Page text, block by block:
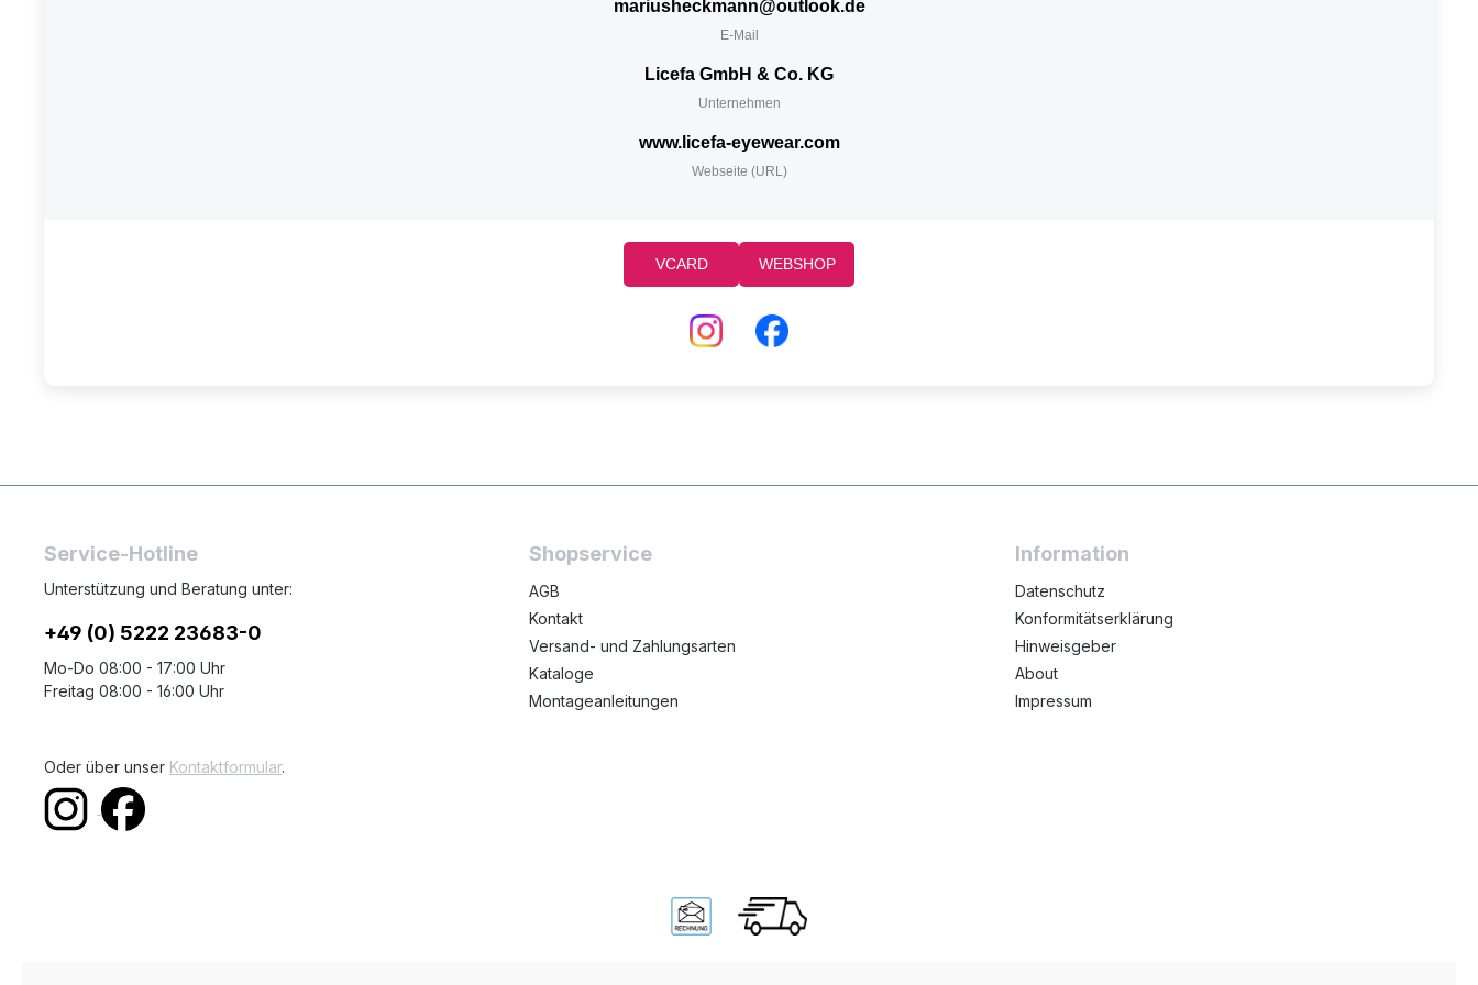
mariusheckmann@outlook.de
E-Mail
Licefa GmbH & Co. KG
Unternehmen
www.licefa-eyewear.com
Webseite (URL)
VCARD WEBSHOP
Service-Hotline
Unterstützung und Beratung unter:
+49 (0) 5222 23683-0
Mo-Do 08:00 - 17:00 Uhr
Freitag 08:00 - 16:00 Uhr
Oder über unser Kontaktformular.
Shopservice
AGB
Kontakt
Versand- und Zahlungsarten
Kataloge
Montageanleitungen
Information
Datenschutz
Konformitätserklärung
Hinweisgeber
About
Impressum